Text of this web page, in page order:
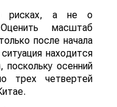
рисках, а не о
масштаб
после начала
находится
осенний
трех четвертей